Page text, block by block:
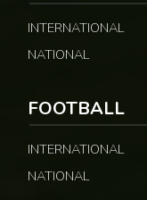
INTERNATIONAL
NATIONAL
FOOTBALL
INTERNATIONAL
NATIONAL